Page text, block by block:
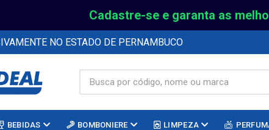
Cadastre-se e garanta as
NO ESTADO DE PERNAMBUCO
BEBIDAS BOMBONIERE LIMPEZA